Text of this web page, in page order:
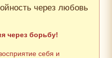
через любовь
через борьбу!
себя и